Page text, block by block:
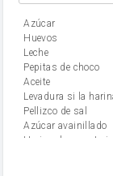
Azúcar
huevos
leche
Pepitas de choco
aceite
Levadura si la
Pellizco de sal
Azúcar avainillado
Harina de